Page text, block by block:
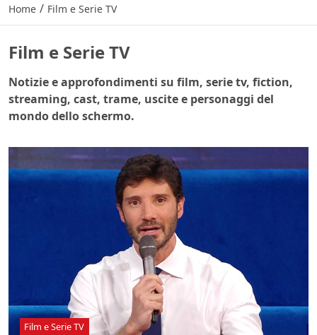
Home / Film e Serie TV
Film e Serie TV
Notizie e approfondimenti su film, serie tv, fiction,
streaming, cast, trame, uscite e personaggi del
mondo dello schermo.
Film e Serie TV